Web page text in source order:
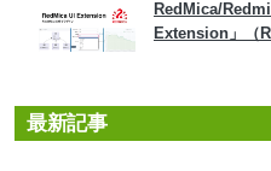
RedMica/
Extension」（
最新記事